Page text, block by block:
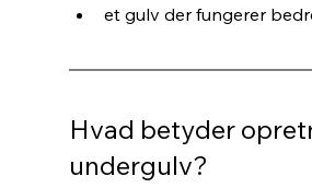
et gulv der fungerer
Hvad betyder
undergulv?